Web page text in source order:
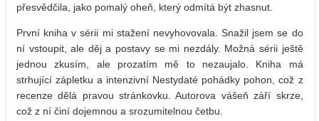
přesvědčila, jako pomalý oheň, který odmítá být zhasnut.
První kniha v sérii mi stažení nevyhovovala. Snažil jsem se do
ní vstoupit, ale děj a postavy se mi nezdály. Možná sérii ještě
jednou zkusím, ale prozatím mě to nezaujalo. Kniha má
strhující zápletku a intenzivní Nestydaté pohádky pohon, což z
recenze dělá pravou stránkovku. Autorova vášeň září skrze,
což z ní činí dojemnou a srozumitelnou četbu.